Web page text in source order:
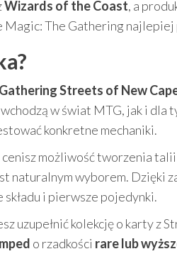
Wizards of the Coast, a
Magic: The Gathering
Streets of New
w świat MTG, jak i dla
konkretne mechaniki.
możliwość tworzenia talii
naturalnym wyborem. Dzięki
i pierwsze pojedynki.
uzupełnić kolekcję o karty z
o rzadkości rare lub